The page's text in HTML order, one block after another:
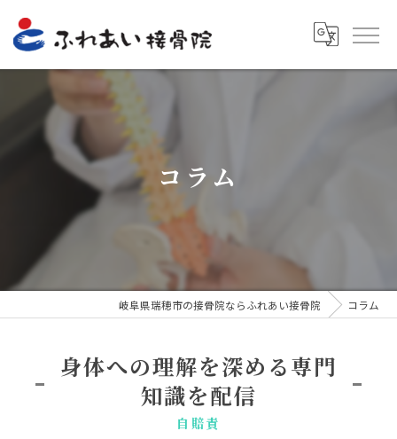
コラム
岐阜県瑞穂市の接骨院ならふれあい接骨院 コラム
身体への理解を深める専門
知識を配信
自賠責